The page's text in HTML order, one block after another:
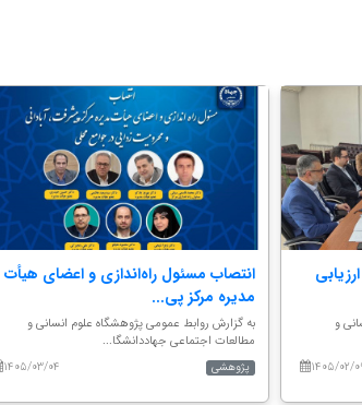
انتصاب مسئول راه‌اندازی و اعضای هیأت
مدیره مرکز پی...
به گزارش روابط عمومی پژوهشگاه علوم انسانی و
مطالعات اجتماعی جهاددانشگا...
۱۴۰۵/۰۳/۰۴
پژوهشی
و
۰۲/۰۹